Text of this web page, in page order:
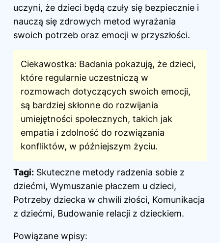
uczyni, że dzieci będą czuły się bezpiecznie i
nauczą się zdrowych metod wyrażania
swoich potrzeb oraz emocji w przyszłości.
Ciekawostka: Badania pokazują, że dzieci,
które regularnie uczestniczą w
rozmowach dotyczących swoich emocji,
są bardziej skłonne do rozwijania
umiejętności społecznych, takich jak
empatia i zdolność do rozwiązania
konfliktów, w późniejszym życiu.
Tagi: Skuteczne metody radzenia sobie z
dziećmi, Wymuszanie płaczem u dzieci,
Potrzeby dziecka w chwili złości, Komunikacja
z dziećmi, Budowanie relacji z dzieckiem.
Powiązane wpisy: